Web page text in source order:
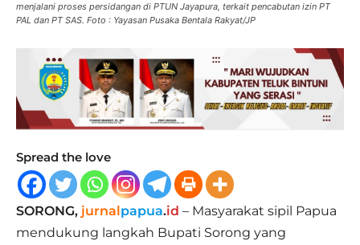
menjalani proses persidangan di PTUN Jayapura, terkait pencabutan izin PT
PAL dan PT SAS. Foto : Yayasan Pusaka Bentala Rakyat/JP
Spread the love
SORONG, jurnalpapua.id – Masyarakat sipil Papua
mendukung langkah Bupati Sorong yang